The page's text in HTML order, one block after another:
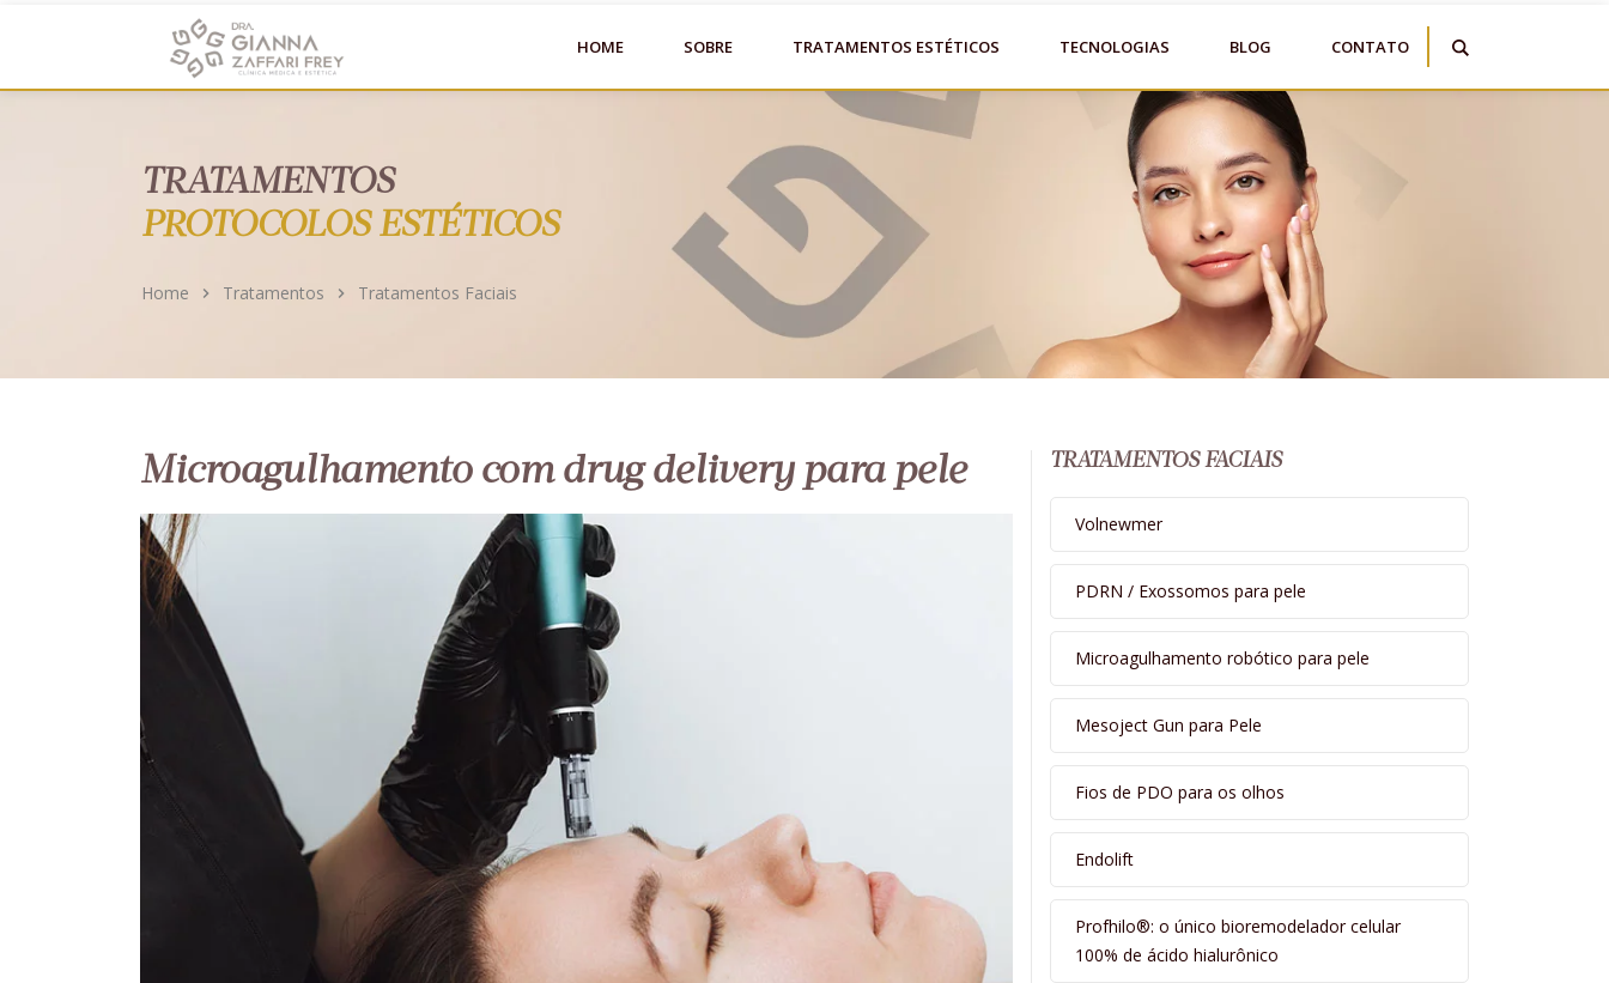
https://clinicadragianna.com.br/
HOME SOBRE TRATAMENTOS ESTÉTICOS TECNOLOGIAS BLOG CONTATO
TRATAMENTOS
PROTOCOLOS ESTÉTICOS
Home Tratamentos Tratamentos Faciais
Microagulhamento com drug delivery para pele TRATAMENTOS FACIAIS
Volnewmer
PDRN / Exossomos para pele
Microagulhamento robótico para pele
Mesoject Gun para Pele
Fios de PDO para os olhos
Endolift
Profhilo®: o único bioremodelador celular
100% de ácido hialurônico